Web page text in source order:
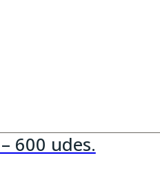
600 udes.